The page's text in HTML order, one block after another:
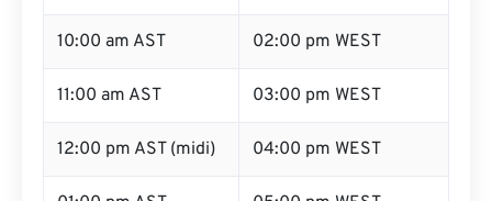
10:00 am AST 02:00 pm WEST
11:00 am AST 03:00 pm WEST
12:00 pm AST (midi) 04:00 pm WEST